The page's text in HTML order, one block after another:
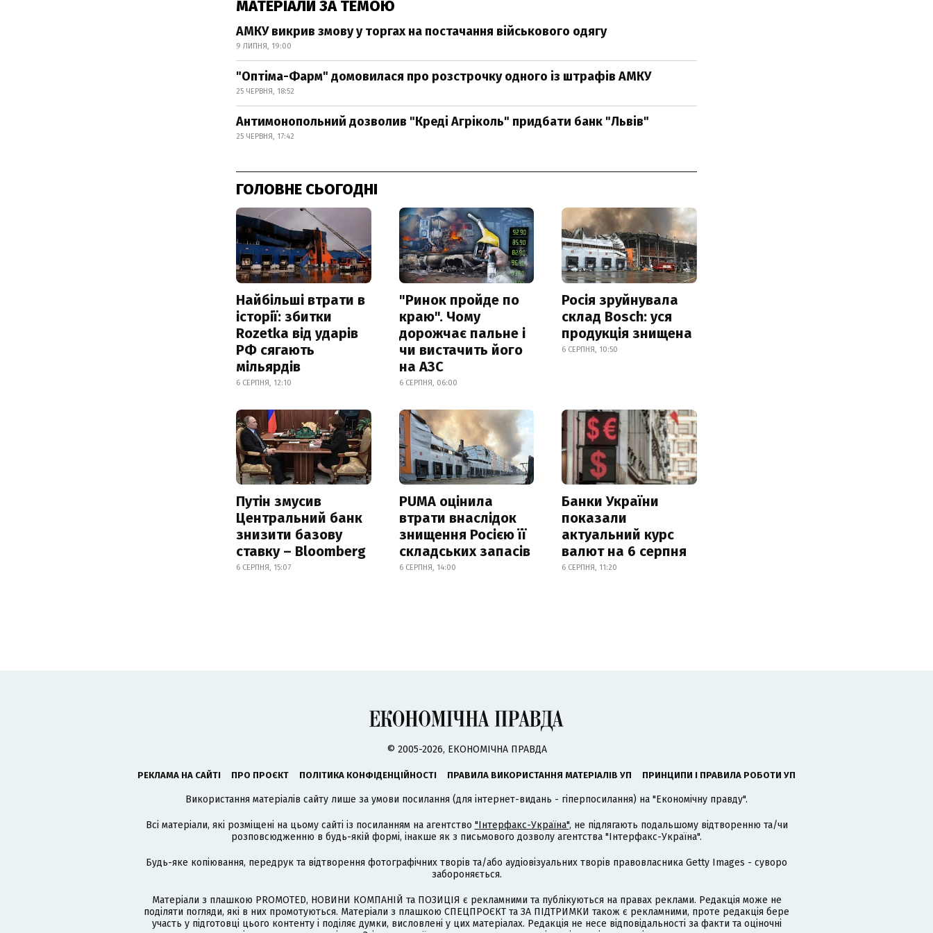
МАТЕРІАЛИ ЗА ТЕМОЮ
АМКУ викрив змову у торгах на постачання військового одягу
9 ЛИПНЯ, 19:00
"Оптіма-Фарм" домовилася про розстрочку одного із штрафів АМКУ
25 ЧЕРВНЯ, 18:52
Антимонопольний дозволив "Креді Агріколь" придбати банк "Львів"
25 ЧЕРВНЯ, 17:42
ГОЛОВНЕ СЬОГОДНІ
Найбільші втрати в
історії: збитки
Rozetka від ударів
РФ сягають
мільярдів
6 СЕРПНЯ, 12:10
"Ринок пройде по
краю". Чому
дорожчає пальне і
чи вистачить його
на АЗС
6 СЕРПНЯ, 06:00
Росія зруйнувала
склад Bosch: уся
продукція знищена
6 СЕРПНЯ, 10:50
Путін змусив
Центральний банк
знизити базову
ставку – Bloomberg
6 СЕРПНЯ, 15:07
PUMA оцінила
втрати внаслідок
знищення Росією її
складських запасів
6 СЕРПНЯ, 14:00
Банки України
показали
актуальний курс
валют на 6 серпня
6 СЕРПНЯ, 11:20
© 2005-2026, ЕКОНОМІЧНА ПРАВДА
РЕКЛАМА НА САЙТІ ПРО ПРОЄКТ ПОЛІТИКА КОНФІДЕНЦІЙНОСТІ ПРАВИЛА ВИКОРИСТАННЯ МАТЕРІАЛІВ УП ПРИНЦИПИ І ПРАВИЛА РОБОТИ УП
Використання матеріалів сайту лише за умови посилання (для інтернет-видань - гіперпосилання) на "Економічну правду".
Всі матеріали, які розміщені на цьому сайті із посиланням на агентство "Інтерфакс-Україна", не підлягають подальшому відтворенню та/чи
розповсюдженню в будь-якій формі, інакше як з письмового дозволу агентства "Інтерфакс-Україна".
Будь-яке копіювання, передрук та відтворення фотографічних творів та/або аудіовізуальних творів правовласника Getty Images - суворо
забороняється.
Матеріали з плашкою PROMOTED, НОВИНИ КОМПАНІЙ та ПОЗИЦІЯ є рекламними та публікуються на правах реклами. Редакція може не
поділяти погляди, які в них промотуються. Матеріали з плашкою СПЕЦПРОЄКТ та ЗА ПІДТРИМКИ також є рекламними, проте редакція бере
участь у підготовці цього контенту і поділяє думки, висловлені у цих матеріалах. Редакція не несе відповідальності за факти та оціночні